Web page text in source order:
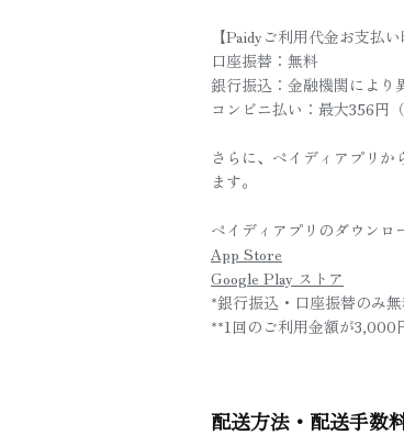
【Paidyご利用代金お支払い
口座振替：無料
銀行振込：金融機関により
コンビニ払い：最大356円（
さらに、ペイディアプリ
ます。
ペイディアプリのダウンロ
App Store
Google Play ストア
*銀行振込・口座振替のみ
**1回のご利用金額が3,000
配送方法・配送手数